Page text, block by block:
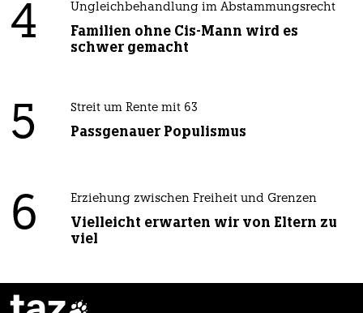
4 Ungleichbehandlung im Abstammungsrecht
Familien ohne Cis-Mann wird es
schwer gemacht
5 Streit um Rente mit 63
Passgenauer Populismus
6 Erziehung zwischen Freiheit und Grenzen
Vielleicht erwarten wir von Eltern zu
viel